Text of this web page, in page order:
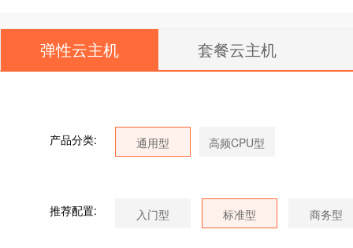
弹性云主机 套餐云主机
产品分类:
推荐配置: